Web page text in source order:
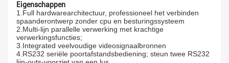
Eigenschappen
1.Full hardwarearchitectuur, professioneel het verbinden
spaanderontwerp zonder cpu en besturingssysteem
2.Multi-lijn parallelle verwerking met krachtige
verwerkingsfuncties;
3.Integrated veelvoudige videosignaalbronnen
4.RS232 seriële poortafstandsbediening; steun twee RS232